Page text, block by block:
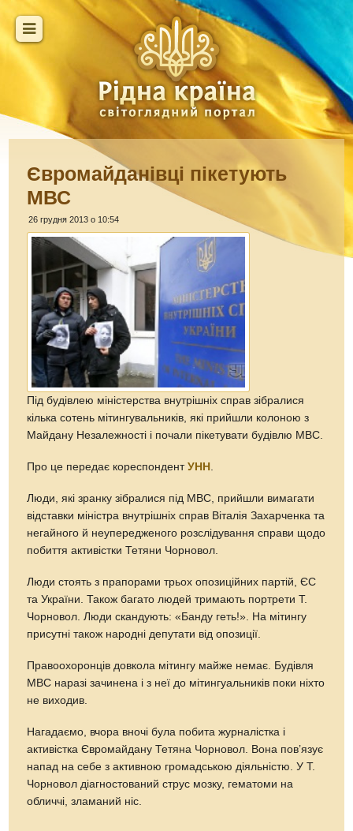
Євромайданівці пікетують
МВС
26 грудня 2013 о 10:54
Під будівлею міністерства внутрішніх справ зібралися
кілька сотень мітингувальників, які прийшли колоною з
Майдану Незалежності і почали пікетувати будівлю МВС.
Про це передає кореспондентУНН
Люди, які зранку зібралися під МВС, прийшли вимагати
відставки міністра внутрішніх справ Віталія Захарченка та
негайного й неупередженого розслідування справи щодо
побиття активістки Тетяни Чорновол.
Люди стоять з прапорами трьох опозиційних партій, ЄС
та України. Також багато людей тримають портрети Т.
Чорновол. Люди скандують: «Банду геть!». На мітингу
присутні також народні депутати від опозиції.
Правоохоронців довкола мітингу майже немає. Будівля
МВС наразі зачинена і з неї до мітингуальників поки ніхто
не виходив.
Нагадаємо, вчора вночі була побита журналістка і
активістка Євромайдану Тетяна Чорновол. Вона пов’язує
напад на себе з активною громадською діяльністю. У Т.
Чорновол діагностований струс мозку, гематоми на
обличчі, зламаний ніс.